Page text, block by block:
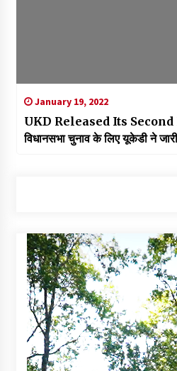
January 19, 2022
UKD Released Its Second
विधानसभा चुनाव के लिए यूकेडी ने